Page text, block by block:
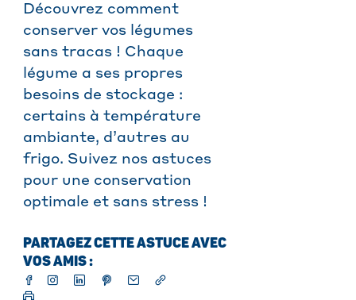
Découvrez comment
conserver vos légumes
sans tracas ! Chaque
légume a ses propres
besoins de stockage :
certains à température
ambiante, d’autres au
frigo. Suivez nos astuces
pour une conservation
optimale et sans stress !
PARTAGEZ CETTE ASTUCE AVEC
VOS AMIS :